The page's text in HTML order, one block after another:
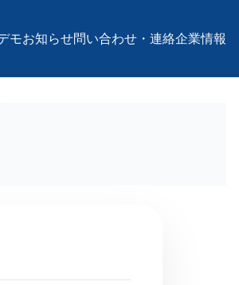
モお知らせ問い合わせ・連絡企業情報